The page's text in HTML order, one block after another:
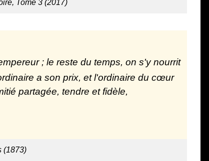
Tome 3 (2017)
; le reste du temps, on s'y nourrit
a son prix, et l'ordinaire du cœur
partagée, tendre et fidèle,
(1873)